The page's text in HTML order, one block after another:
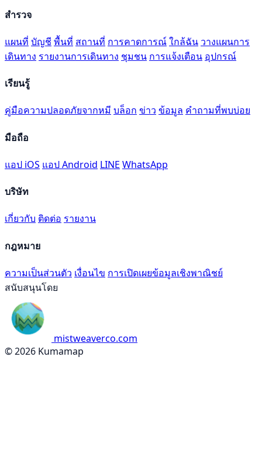
สำรวจ
แผนที่ บัญชี พื้นที่ สถานที่ การคาดการณ์ใกล้ฉัน วางแผนการ
เดินทาง รายงานการเดินทาง ชุมชน การแจ้งเตือน อุปกรณ์
เรียนรู้
คู่มือความปลอดภัยจากหมี บล็อก ข่าว ข้อมูล คำถามที่พบบ่อย
มือถือ
แอป iOS แอป Android LINE WhatsApp
บริษัท
เกี่ยวกับ ติดต่อ รายงาน
กฎหมาย
ความเป็นส่วนตัว เงื่อนไข การเปิดเผยข้อมูลเชิงพาณิชย์
สนับสนุนโดย
mistweaverco.com
© 2026 Kumamap